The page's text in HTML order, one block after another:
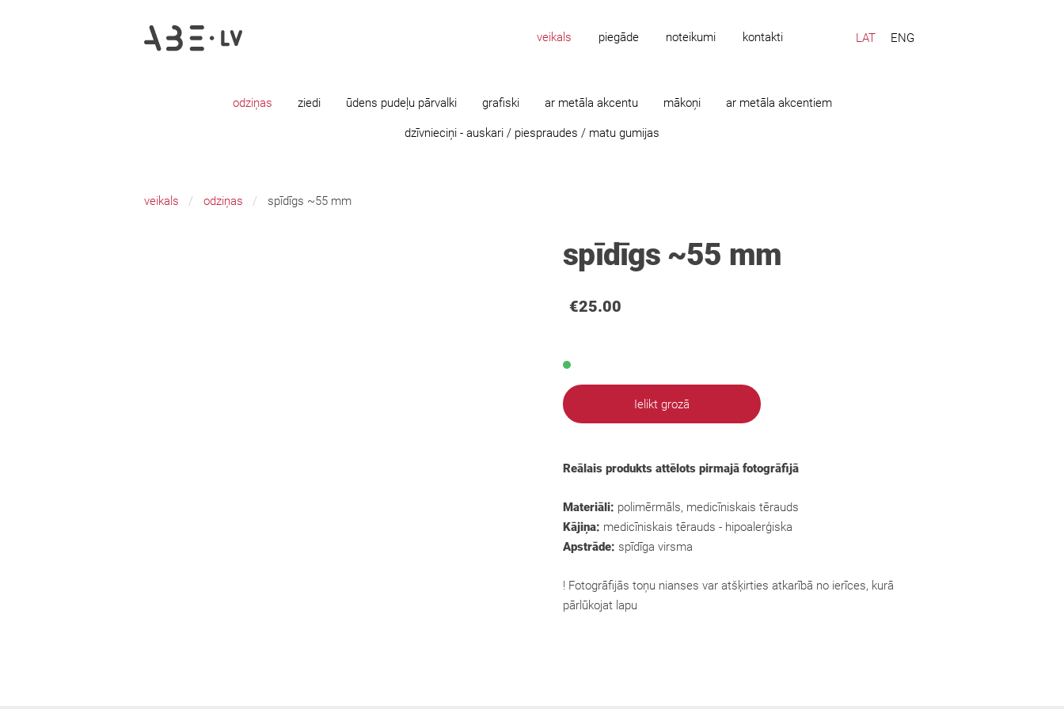
veikals piegāde noteikumi kontakti LAT ENG
odziņas ziedi ūdens pudeļu pārvalki grafiski ar metāla akcentu mākoņi ar metāla akcentiem
dzīvnieciņi - auskari / piespraudes / matu gumijas
veikals odziņas spīdīgs ~55 mm
spīdīgs ~55 mm
€25.00
Ielikt grozā
Reālais produkts attēlots pirmajā fotogrāfijā
Materiāli: polimērmāls, medicīniskais tērauds
Kājiņa: medicīniskais tērauds - hipoalerģiska
Apstrāde: spīdīga virsma
! Fotogrāfijās toņu nianses var atšķirties atkarībā no ierīces, kurā
pārlūkojat lapu